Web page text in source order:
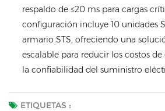
respaldo de ≤20 ms para cargas
configuración incluye 10 unidades
armario STS, ofreciendo una
escalable para reducir los costos
la confiabilidad del suministro
ETIQUETAS :